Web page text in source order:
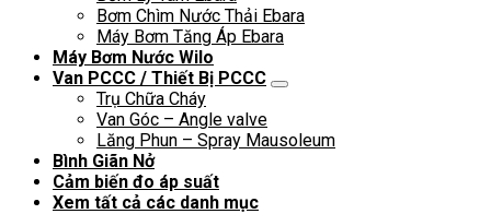
Bơm Chìm Nước Thải Ebara
Máy Bơm Tăng Áp Ebara
Máy Bơm Nước Wilo
Van PCCC / Thiết Bị PCCC
Trụ Chữa Cháy
Van Góc – Angle valve
Lăng Phun – Spray Mausoleum
Bình Giãn Nở
Cảm biến đo áp suất
Xem tất cả các danh mục